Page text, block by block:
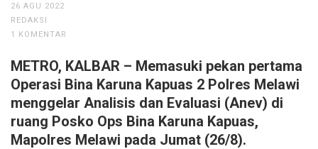
26 AGU 2022
REDAKSI
1 KOMENTAR
METRO, KALBAR – Memasuki pekan pertama
Operasi Bina Karuna Kapuas 2 Polres Melawi
menggelar Analisis dan Evaluasi (Anev) di
ruang Posko Ops Bina Karuna Kapuas,
Mapolres Melawi pada Jumat (26/8).